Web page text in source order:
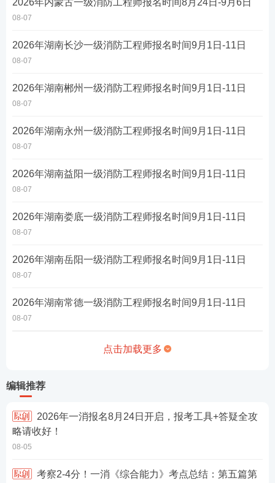
2026年内蒙古一级消防工程师报名时间8月24日-9月6日
08-07
2026年湖南长沙一级消防工程师报名时间9月1日-11日
08-07
2026年湖南郴州一级消防工程师报名时间9月1日-11日
08-07
2026年湖南永州一级消防工程师报名时间9月1日-11日
08-07
2026年湖南益阳一级消防工程师报名时间9月1日-11日
08-07
2026年湖南娄底一级消防工程师报名时间9月1日-11日
08-07
2026年湖南岳阳一级消防工程师报名时间9月1日-11日
08-07
2026年湖南常德一级消防工程师报名时间9月1日-11日
08-07
点击加载更多
编辑推荐
略请收好！
08-05